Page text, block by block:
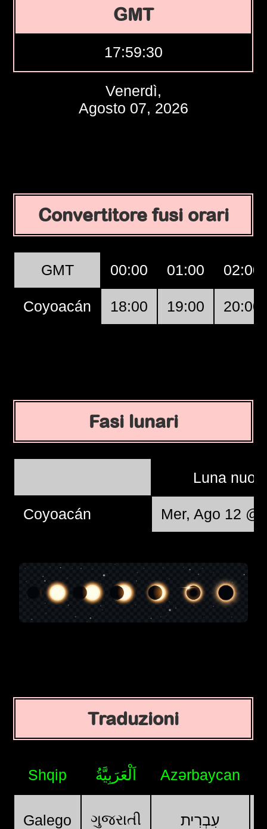
GMT
17:59:31
Venerdì,
Agosto 07, 2026
Convertitore fusi orari
GMT 00:00 01:00 02:00
Coyoacán 18:00 19:00 20:00
Fasi lunari
Luna
Coyoacán Mer, Ago 12 @
Traduzioni
Shqip اَلْعَرَبِيَّةُ Azərbaycan
Galego ગુજરાતી עִבְרִית